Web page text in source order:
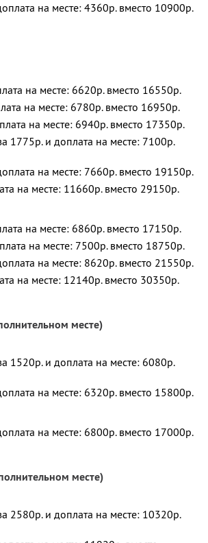
на месте: 4360р. вместо 10900р.
на месте: 6620р. вместо 16550р.
на месте: 6780р. вместо 16950р.
на месте: 6940р. вместо 17350р.
1775р. и доплата на месте: 7100р.
на месте: 7660р. вместо 19150р.
на месте: 11660р. вместо 29150р.
на месте: 6860р. вместо 17150р.
на месте: 7500р. вместо 18750р.
на месте: 8620р. вместо 21550р.
на месте: 12140р. вместо 30350р.
месте)
1520р. и доплата на месте: 6080р.
на месте: 6320р. вместо 15800р.
на месте: 6800р. вместо 17000р.
месте)
2580р. и доплата на месте: 10320р.